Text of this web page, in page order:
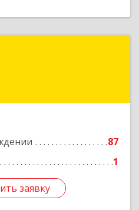
87
1
заявку
г, Ленина ул, дом №
заявку